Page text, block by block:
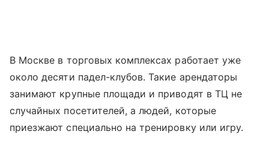
В Москве в торговых комплексах работает уже
около десяти падел-клубов. Такие арендаторы
занимают крупные площади и приводят в ТЦ не
случайных посетителей, а людей, которые
приезжают специально на тренировку или игру.